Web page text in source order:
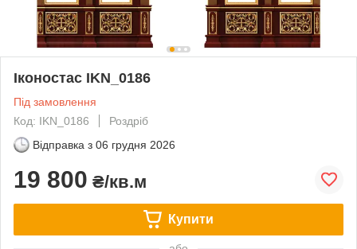
Іконостас IKN_0186
Під замовлення
Код: IKN_0186
Роздріб
Відправка з 06 грудня 2026
19 800 ₴/кв.м
Купити